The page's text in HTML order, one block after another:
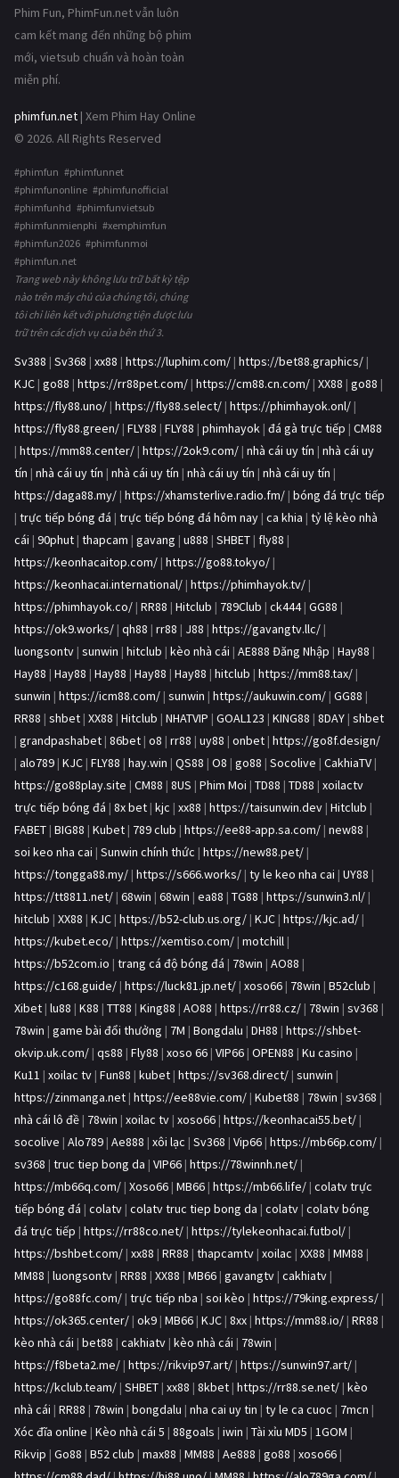
Phim Fun, PhimFun.net vẫn luôn
cam kết mang đến những bộ phim
mới, vietsub chuẩn và hoàn toàn
miễn phí.
phimfun.net | Xem Phim Hay Online
© 2026. All Rights Reserved
#phimfun #phimfunnet
#phimfunonline #phimfunofficial
#phimfunhd #phimfunvietsub
#phimfunmienphi #xemphimfun
#phimfun2026 #phimfunmoi
#phimfun.net
Trang web này không lưu trữ bất kỳ tệp
nào trên máy chủ của chúng tôi, chúng
tôi chỉ liên kết với phương tiện được lưu
trữ trên các dịch vụ của bên thứ 3.
Sv388 | Sv368 | xx88 | https://luphim.com/ | https://bet88.graphics/ |
KJC | go88 | https://rr88pet.com/ | https://cm88.cn.com/ | XX88 | go88 |
https://fly88.uno/ | https://fly88.select/ | https://phimhayok.onl/ |
https://fly88.green/ | FLY88 | FLY88 | phimhayok | đá gà trực tiếp | CM88
| https://mm88.center/ | https://2ok9.com/ | nhà cái uy tín | nhà cái uy
tín | nhà cái uy tín | nhà cái uy tín | nhà cái uy tín | nhà cái uy tín |
https://daga88.my/ | https://xhamsterlive.radio.fm/ | bóng đá trực tiếp
| trực tiếp bóng đá | trực tiếp bóng đá hôm nay | ca khia | tỷ lệ kèo nhà
cái | 90phut | thapcam | gavang | u888 | SHBET | fly88 |
https://keonhacaitop.com/ | https://go88.tokyo/ |
https://keonhacai.international/ | https://phimhayok.tv/ |
https://phimhayok.co/ | RR88 | Hitclub | 789Club | ck444| GG88 |
https://ok9.works/ | qh88 | rr88 | J88 | https://gavangtv.llc/ |
luongsontv | sunwin | hitclub | kèo nhà cái | AE888 Đăng Nhập | Hay88 |
Hay88 | Hay88 | Hay88 | Hay88 | Hay88 | hitclub | https://mm88.tax/ |
sunwin | https://icm88.com/ | sunwin | https://aukuwin.com/ | GG88 |
RR88 | shbet | XX88 | Hitclub | NHATVIP | GOAL123 | KING88 | 8DAY | shbet
| grandpashabet | 86bet | o8 | rr88 | uy88 | onbet | https://go8f.design/
| alo789 | KJC | FLY88 | hay.win | QS88 | O8 | go88 | Socolive | CakhiaTV |
https://go88play.site | CM88 | 8US | Phim Moi | TD88 | TD88 | xoilactv
trực tiếp bóng đá | 8x bet | kjc | xx88 | https://taisunwin.dev | Hitclub |
FABET | BIG88 | Kubet | 789 club | https://ee88-app.sa.com/ | new88 |
soi keo nha cai | Sunwin chính thức | https://new88.pet/ |
https://tongga88.my/ | https://s666.works/ | ty le keo nha cai | UY88 |
https://tt8811.net/ | 68win | 68win | ea88 | TG88 | https://sunwin3.nl/ |
hitclub | XX88 | KJC | https://b52-club.us.org/ | KJC | https://kjc.ad/ |
https://kubet.eco/ | https://xemtiso.com/ | motchill |
https://b52com.io | trang cá độ bóng đá | 78win | AO88 |
https://c168.guide/ | https://luck81.jp.net/ | xoso66 | 78win | B52club |
Xibet | lu88 | K88 | TT88 | King88 | AO88 | https://rr88.cz/ | 78win | sv368 |
78win | game bài đổi thưởng | 7M | Bongdalu | DH88 | https://shbet-
okvip.uk.com/ | qs88 | Fly88 | xoso 66 | VIP66 | OPEN88 | Ku casino |
Ku11 | xoilac tv | Fun88 | kubet | https://sv368.direct/ | sunwin |
https://zinmanga.net | https://ee88vie.com/ | Kubet88 | 78win | sv368 |
nhà cái lô đề | 78win | xoilac tv | xoso66 | https://keonhacai55.bet/ |
socolive | Alo789 | Ae888 | xôi lạc | Sv368 | Vip66 | https://mb66p.com/ |
sv368 | truc tiep bong da | VIP66 | https://78winnh.net/ |
https://mb66q.com/ | Xoso66 | MB66 | https://mb66.life/ | colatv trực
tiếp bóng đá | colatv | colatv truc tiep bong da | colatv | colatv bóng
đá trực tiếp | https://rr88co.net/ | https://tylekeonhacai.futbol/ |
https://bshbet.com/ | xx88 | RR88 | thapcamtv | xoilac | XX88 | MM88 |
MM88 | luongsontv | RR88 | XX88 | MB66 | gavangtv | cakhiatv |
https://go88fc.com/ | trực tiếp nba | soi kèo | https://79king.express/ |
https://ok365.center/ | ok9 | MB66 | KJC | 8xx | https://mm88.io/ | RR88 |
kèo nhà cái | bet88 | cakhiatv | kèo nhà cái | 78win |
https://f8beta2.me/ | https://rikvip97.art/ | https://sunwin97.art/ |
https://kclub.team/ | SHBET | xx88 | 8kbet | https://rr88.se.net/ | kèo
nhà cái | RR88 | 78win | bongdalu | nha cai uy tin | ty le ca cuoc | 7mcn |
Xóc đĩa online | Kèo nhà cái 5 | 88goals | iwin | Tài xỉu MD5 | 1GOM |
Rikvip | Go88 | B52 club | max88 | MM88 | Ae888 | go88 | xoso66 |